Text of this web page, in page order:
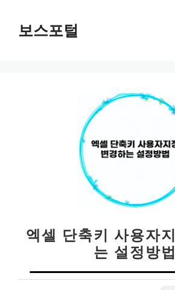
보스포털
엑셀 단축키 사용자
는 설정방법